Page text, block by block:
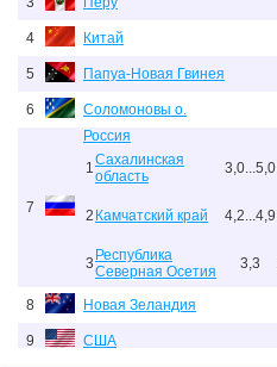
4 Китай
5 Папуа-Новая Гвинея
6 Соломоновы о.
7
Россия
1Сахалинская
область
3,0...5,0
2 Камчатский край 4,2...4,9
3 Республика
Северная Осетия
3,3
8 Новая Зеландия
9 США